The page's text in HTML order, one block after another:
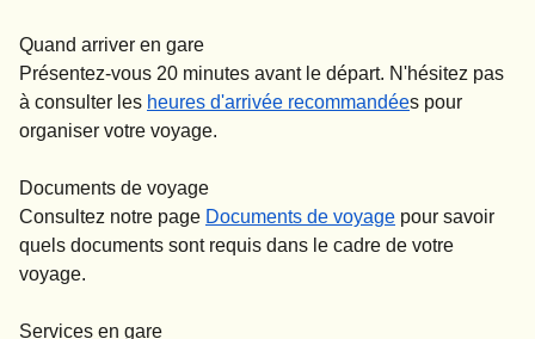
Quand arriver en gare
Présentez-vous 20 minutes avant le départ. N'hésitez pas
à consulter les heures d'arrivée recommandées pour
organiser votre voyage.
Documents de voyage
Consultez notre page Documents de voyage pour savoir
quels documents sont requis dans le cadre de votre
voyage.
Services en gare